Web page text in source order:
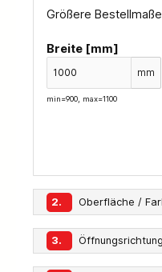
Größere
Breite [mm]
mm
min=900, max=1100
2. Oberfläche /
3. Öffnungsrichtung